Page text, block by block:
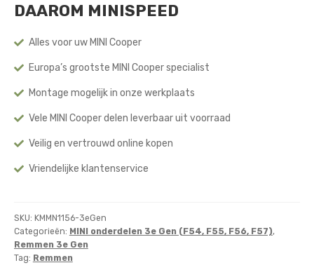
voor
Inch
(Voorzijde)
Gen)
aantal
DAAROM MINISPEED
Alles voor uw MINI Cooper
Europa’s grootste MINI Cooper specialist
Montage mogelijk in onze werkplaats
Vele MINI Cooper delen leverbaar uit voorraad
Veilig en vertrouwd online kopen
Vriendelijke klantenservice
SKU: KMMN1156-3eGen
Categorieën: MINI onderdelen 3e Gen (F54, F55, F56, F57),
Remmen 3e Gen
Tag: Remmen